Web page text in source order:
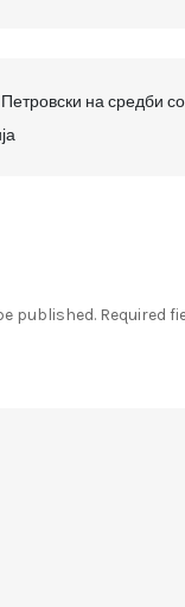
на средби со
published. Required